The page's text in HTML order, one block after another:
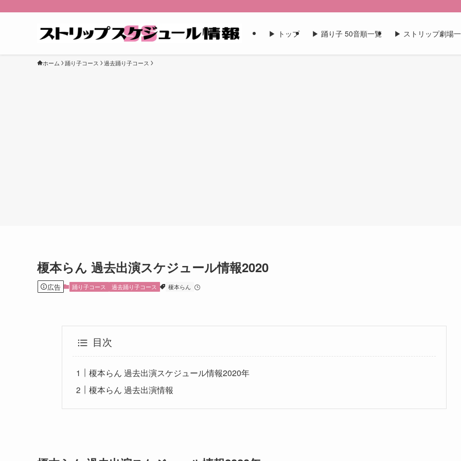
▶︎ トップ ▶︎ 踊り子 50音順一覧 ▶︎ ストリップ劇場
ホーム 踊り子コース 過去踊り子コース
榎本らん 過去出演スケジュール情報2020
広告 踊り子コース 過去踊り子コース 榎本らん
目次
榎本らん 過去出演スケジュール情報2020年
榎本らん 過去出演情報